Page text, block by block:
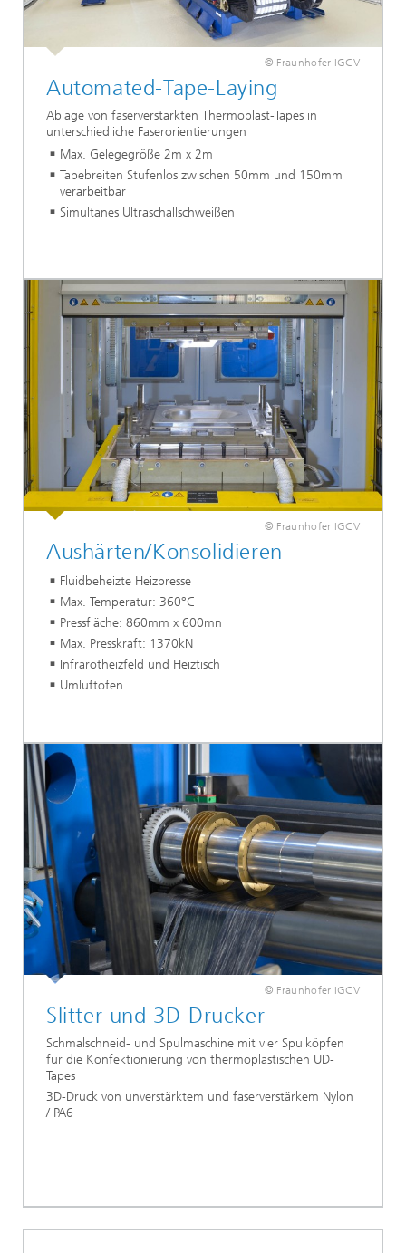
© Fraunhofer IGCV
Automated-Tape-Laying
Ablage von faserverstärkten Thermoplast-Tapes in
unterschiedliche Faserorientierungen
Max. Gelegegröße 2m x 2m
Tapebreiten Stufenlos zwischen 50mm und 150mm
verarbeitbar
Simultanes Ultraschallschweißen
© Fraunhofer IGCV
Aushärten/Konsolidieren
Fluidbeheizte Heizpresse
Max. Temperatur: 360°C
Pressfläche: 860mm x 600mn
Max. Presskraft: 1370kN
Infrarotheizfeld und Heiztisch
Umluftofen
© Fraunhofer IGCV
Slitter und 3D-Drucker
Schmalschneid- und Spulmaschine mit vier Spulköpfen
für die Konfektionierung von thermoplastischen UD-
Tapes
3D-Druck von unverstärktem und faserverstärkem Nylon
/ PA6